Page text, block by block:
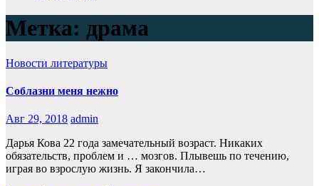
Метка: драма
Новости литературы
Соблазни меня нежно
Авг 29, 2018 admin
Дарья Кова 22 года замечательный возраст. Никаких
обязательств, проблем и … мозгов. Плывешь по течению,
играя во взрослую жизнь. Я закончила…